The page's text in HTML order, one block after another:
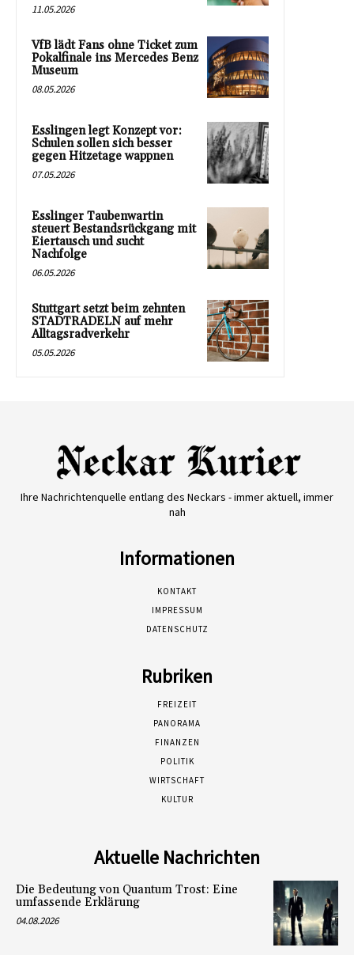
11.05.2026
VfB lädt Fans ohne Ticket zum
Pokalfinale ins Mercedes Benz
Museum
08.05.2026
Esslingen legt Konzept vor:
Schulen sollen sich besser
gegen Hitzetage wappnen
07.05.2026
Esslinger Taubenwartin
steuert Bestandsrückgang mit
Eiertausch und sucht
Nachfolge
06.05.2026
Stuttgart setzt beim zehnten
STADTRADELN auf mehr
Alltagsradverkehr
05.05.2026
Ihre Nachrichtenquelle entlang des Neckars - immer aktuell, immer
nah
Informationen
KONTAKT
IMPRESSUM
DATENSCHUTZ
Rubriken
FREIZEIT
PANORAMA
FINANZEN
POLITIK
WIRTSCHAFT
KULTUR
Aktuelle Nachrichten
Die Bedeutung von Quantum Trost: Eine
umfassende Erklärung
04.08.2026